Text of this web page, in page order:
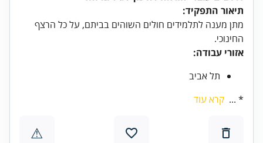
תיאור התפקיד:
מתן מענה לתלמידים חולים השוהים בביתם, על כל הרצף
החינוכי.
אזורי עבודה:
תל אביב
* ... קרא עוד
⚠